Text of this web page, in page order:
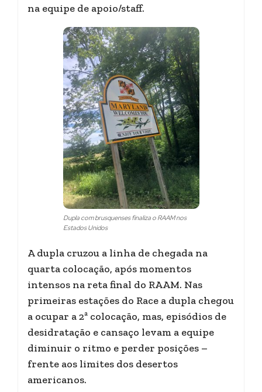
na equipe de apoio/staff.
Dupla com brusquenses finaliza o RAAM nos
Estados Unidos
A dupla cruzou a linha de chegada na
quarta colocação, após momentos
intensos na reta final do RAAM. Nas
primeiras estações do Race a dupla chegou
a ocupar a 2ª colocação, mas, episódios de
desidratação e cansaço levam a equipe
diminuir o ritmo e perder posições –
frente aos limites dos desertos
americanos.